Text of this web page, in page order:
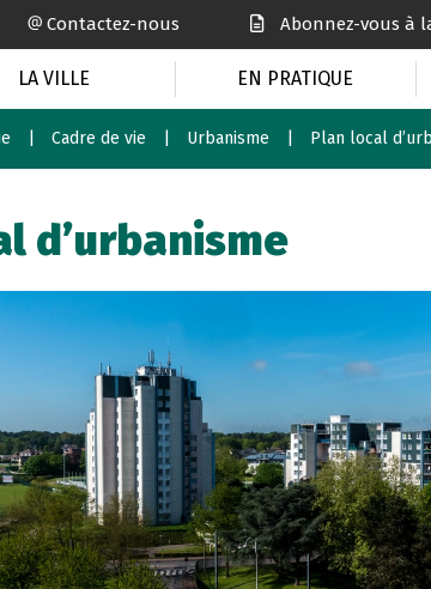
Contactez-nous Abonnez-vous à
LA VILLE EN PRATIQUE
Cadre de vie Urbanisme Plan local
d’urbanisme